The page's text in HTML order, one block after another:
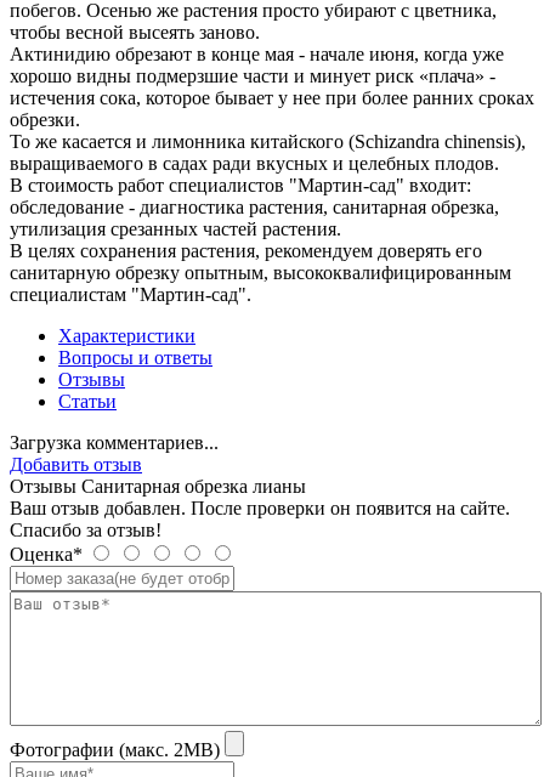
побегов. Осенью же растения просто убирают с цветника,
чтобы весной высеять заново.
Актинидию обрезают в конце мая - начале июня, когда уже
хорошо видны подмерзшие части и минует риск «плача» -
истечения сока, которое бывает у нее при более ранних сроках
обрезки.
То же касается и лимонника китайского (Schizandra chinensis),
выращиваемого в садах ради вкусных и целебных плодов.
В стоимость работ специалистов "Мартин-сад" входит:
обследование - диагностика растения, санитарная обрезка,
утилизация срезанных частей растения.
В целях сохранения растения, рекомендуем доверять его
санитарную обрезку опытным, высококвалифицированным
специалистам "Мартин-сад".
Характеристики
Вопросы и ответы
Отзывы
Статьи
Загрузка комментариев...
Добавить отзыв
Отзывы Санитарная обрезка лианы
Ваш отзыв добавлен. После проверки он появится на сайте.
Спасибо за отзыв!
Оценка*
Фотографии (макс. 2MB)